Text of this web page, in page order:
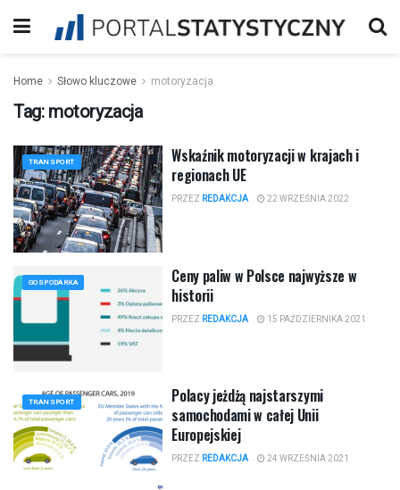
Home Słowo kluczowe motoryzacja
Tag: motoryzacja
TRANSPORT
Wskaźnik motoryzacji w krajach i
regionach UE
PRZEZ REDAKCJA 22 WRZEŚNIA 2022
GOSPODARKA
Ceny paliw w Polsce najwyższe w
historii
PRZEZ REDAKCJA 15 PAŹDZIERNIKA 2021
TRANSPORT
Polacy jeżdżą najstarszymi
samochodami w całej Unii
Europejskiej
PRZEZ REDAKCJA 24 WRZEŚNIA 2021